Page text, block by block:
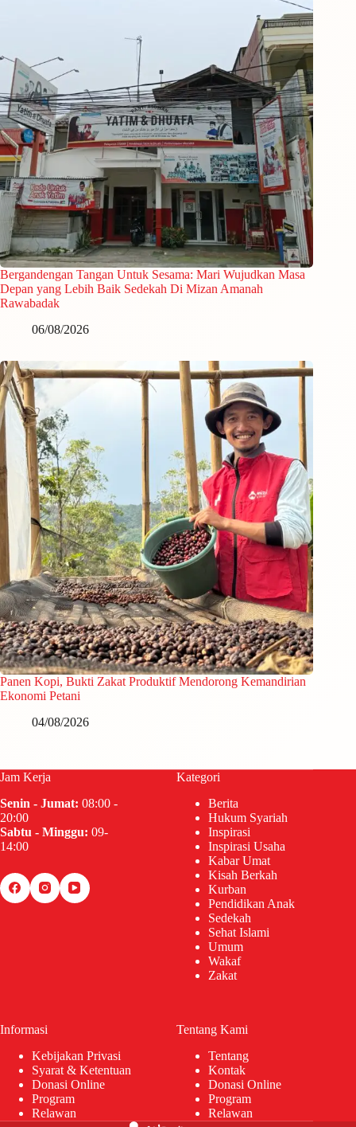
Bergandengan Tangan Untuk Sesama: Mari Wujudkan Masa
Depan yang Lebih Baik Sedekah Di Mizan Amanah
Rawabadak
06/08/2026
Panen Kopi, Bukti Zakat Produktif Mendorong Kemandirian
Ekonomi Petani
04/08/2026
Jam Kerja
Senin - Jumat: 08:00 -
20:00
Sabtu - Minggu: 09-
14:00
Kategori
Berita
Hukum Syariah
Inspirasi
Inspirasi Usaha
Kabar Umat
Kisah Berkah
Kurban
Pendidikan Anak
Sedekah
Sehat Islami
Umum
Wakaf
Zakat
Informasi
Kebijakan Privasi
Syarat & Ketentuan
Donasi Online
Program
Relawan
Tentang Kami
Tentang
Kontak
Donasi Online
Program
Relawan